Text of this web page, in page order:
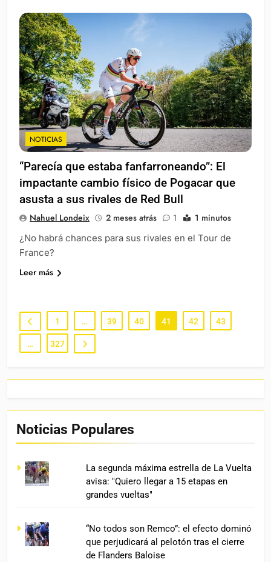
NOTICIAS
“Parecía que estaba fanfarroneando”: El
impactante cambio físico de Pogacar que
asusta a sus rivales de Red Bull
Nahuel Londeix 2 meses atrás 1 1 minutos
¿No habrá chances para sus rivales en el Tour de
France?
Leer más
1 … 39 40 41 42 43
… 327
Noticias Populares
La segunda máxima estrella de La Vuelta
avisa: "Quiero llegar a 15 etapas en
grandes vueltas"
“No todos son Remco”: el efecto dominó
que perjudicará al pelotón tras el cierre
de Flanders Baloise